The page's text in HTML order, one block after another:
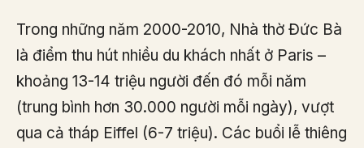
Trong những năm 2000-2010, Nhà thờ Đức Bà
là điểm thu hút nhiều du khách nhất ở Paris –
khoảng 13-14 triệu người đến đó mỗi năm
(trung bình hơn 30.000 người mỗi ngày), vượt
qua cả tháp Eiffel (6-7 triệu). Các buổi lễ thiêng